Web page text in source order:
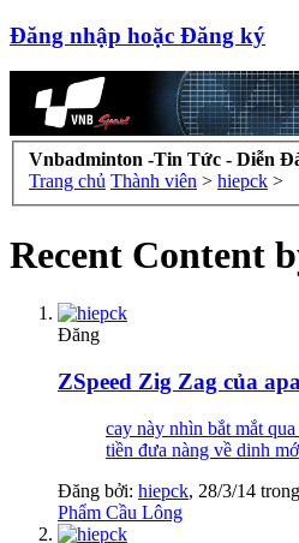
Đăng nhập hoặc Đăng ký
Vnbadminton -Tin Tức - Diễn
Trang chủ Thành viên > hiepck >
Recent Content
Đăng
ZSpeed Zig Zag của
cay này nhìn bắt mắt
tiền đưa nàng về dinh
Đăng bởi: hiepck, 28/3/14
Phẩm Cầu Lông